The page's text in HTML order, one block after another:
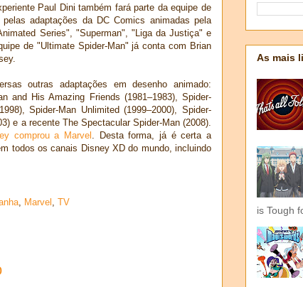
Paul Dini também fará parte da equipe de
adaptações da DC Comics animadas pela
Series", "Superman", "Liga da Justiça" e
de "Ultimate Spider-Man" já conta com Brian
outras adaptações em desenho animado:
and His Amazing Friends (1981–1983), Spider-
Spider-Man Unlimited (1999–2000), Spider-
e a recente The Spectacular Spider-Man (2008).
comprou a Marvel
. Desta forma, já é certa a
todos os canais Disney XD do mundo, incluindo
, Marvel , TV
As mais
is Tough